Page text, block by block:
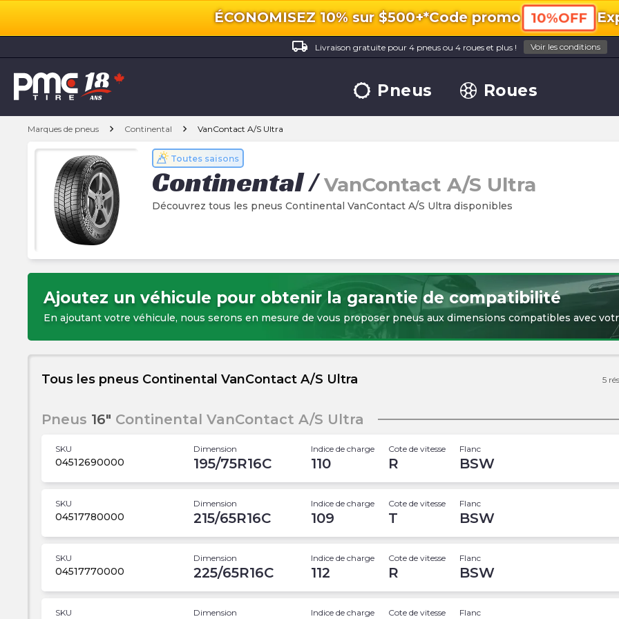
ÉCONOMISEZ 10% sur $500+*Code promo 10%OFF
local_shipping
Livraison gratuite pour 4 pneus ou 4 roues et plus ! Voir les conditions
Pneus Roues
Marques de pneus chevron_right Continental chevron_right VanContact A/S Ultra
Toutes saisons
Continental/VanContact A/S Ultra
Découvrez tous les pneus Continental VanContact A/S Ultra disponibles
Ajoutez un véhicule pour obtenir la garantie de compatibilité
En ajoutant votre véhicule, nous serons en mesure de vous proposer pneus aux dimensions compatibles avec
Tous les pneus Continental VanContact A/S Ultra 5
Pneus 16" Continental VanContact A/S Ultra
SKU
04512690000
Dimension
195/75R16C
Indice de charge
110
Cote de vitesse
R
Flanc
BSW
SKU
04517780000
Dimension
215/65R16C
Indice de charge
109
Cote de vitesse
T
Flanc
BSW
SKU
04517770000
Dimension
225/65R16C
Indice de charge
112
Cote de vitesse
R
Flanc
BSW
SKU Dimension Indice de charge Cote de vitesse Flanc